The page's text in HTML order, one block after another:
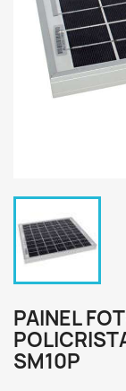
PAINEL
SM10P